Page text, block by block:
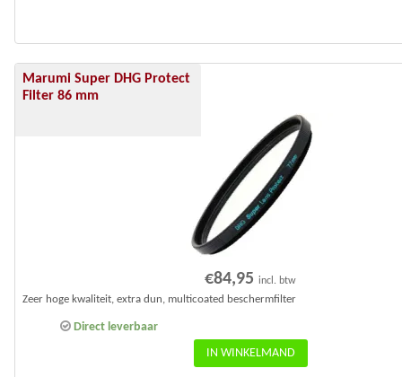
Marumi Super DHG Protect
Filter 86 mm
€84,95 incl. btw
Direct leverbaar
Zeer hoge kwaliteit, extra dun, multicoated beschermfilter
IN WINKELMAND